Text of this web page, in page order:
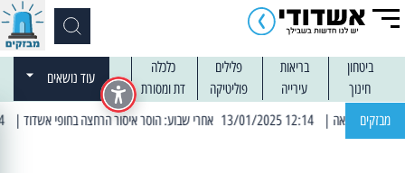
ביטחון בריאות פלילים
כלכלה
חינוך
עירייה פוליטיקה דת ומסורת
עוד נושאים
מבזקים | 12:14 13/01/2025 אחרי שבוע: הוסר איסור הרחצה בחופי אשדוד | 13:04 14/01/2025 עובדים בלילות: עבודות קרצוף וריבוד אספלט